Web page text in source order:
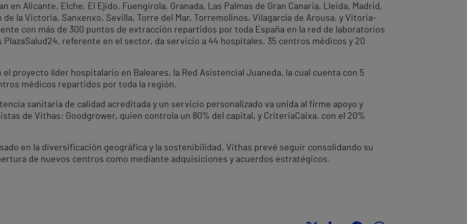
en Alicante, Elche, El Ejido, Fuengirola, Granada, Las Palmas de Gran Canaria, Lleida, Madrid,
de la Victoria, Sanxenxo, Sevilla, Torre del Mar, Torremolinos, Vilagarcía de Arousa, y Vitoria-
con más de 300 puntos de extracción repartidos por toda España en la red de laboratorios
PlazaSalud24, referente en el sector, da servicio a 44 hospitales, 35 centros médicos y 20
proyecto líder hospitalario en Baleares, la Red Asistencial Juaneda, la cual cuenta con 5
médicos repartidos por toda la región.
sanitaria de calidad acreditada y un servicio personalizado va unida al firme apoyo y
de Vithas: Goodgrower, quien controla un 80% del capital, y CriteriaCaixa, con el 20%
en la diversificación geográfica y la sostenibilidad, Vithas prevé seguir consolidando su
de nuevos centros como mediante adquisiciones y acuerdos estratégicos.